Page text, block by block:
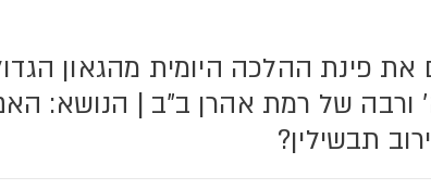
בצרפת,
להרוויח
מהמצב.
את פינת ההלכה היומית מהגאון
של רמת אהרן ב"ב | הנושא:
תבשילין?